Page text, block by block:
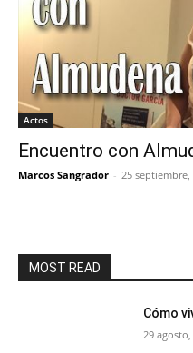
Actos
Encuentro con
Marcos Sangrador - 25 septiembre,
MOST READ
Cómo
29 agosto,